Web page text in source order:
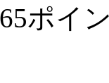
ポイ